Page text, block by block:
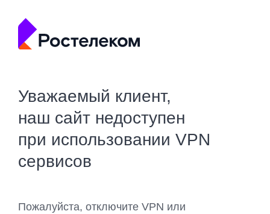
Уважаемый клиент,
наш сайт недоступен
при использовании VPN
сервисов
Пожалуйста, отключите VPN или